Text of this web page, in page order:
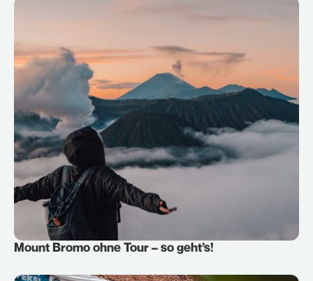
Mount Bromo ohne Tour – so geht’s!